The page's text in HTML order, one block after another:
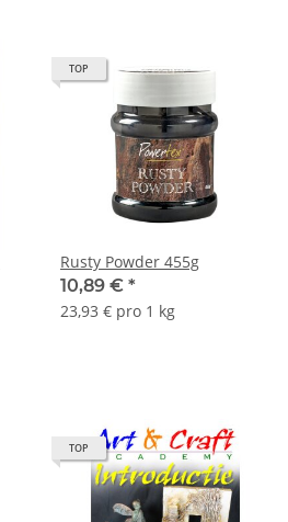
TOP
Rusty Powder 455g
10,89 € *
23,93 € pro 1 kg
TOP